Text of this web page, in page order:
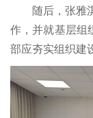
随后，张雅
作，并就基层组
部应夯实组织建